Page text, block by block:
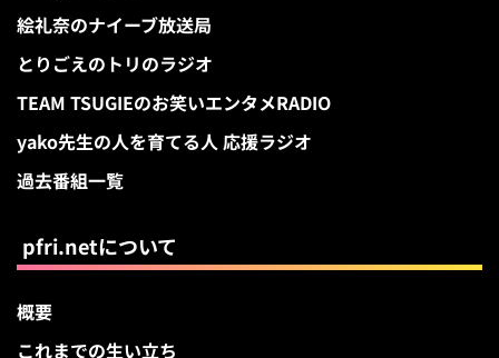
絵礼奈のナイーブ放送局
とりごえのトリのラジオ
TEAM TSUGIEのお笑いエンタメRADIO
yako先生の人を育てる人 応援ラジオ
過去番組一覧
pfri.netについて
概要
これまでの生い立ち